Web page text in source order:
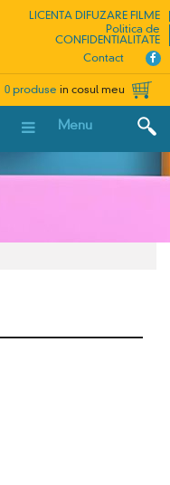
LICENTA DIFUZARE FILME
Politica de
CONFIDENTIALITATE
Contact
0 produse in cosul meu
Menu